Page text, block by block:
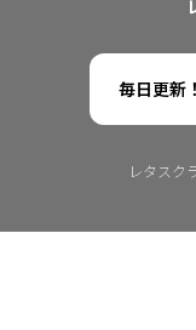
毎日更新
レタスク